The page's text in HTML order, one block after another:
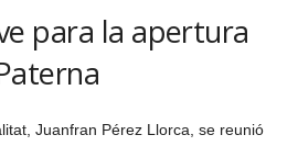
para la apertura
Juanfran Pérez Llorca, se reunió